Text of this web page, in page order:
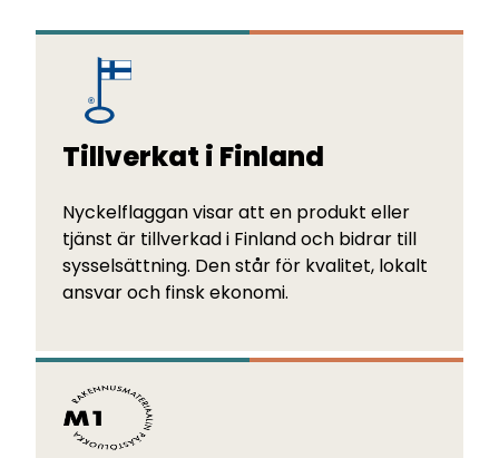
Tillverkat i Finland
Nyckelflaggan visar att en produkt eller
tjänst är tillverkad i Finland och bidrar till
sysselsättning. Den står för kvalitet, lokalt
ansvar och finsk ekonomi.